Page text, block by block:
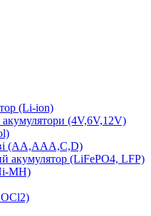
(Li-ion)
(4V,6V,12V)
(AA,AAA,C,D)
акумулятор (LiFePO4, LFP)
MH)